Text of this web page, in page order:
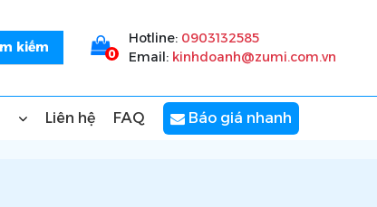
0
Hotline: 0903132585
Email: kinhdoanh@zumi.com.vn
Liên hệ FAQ Báo giá nhanh